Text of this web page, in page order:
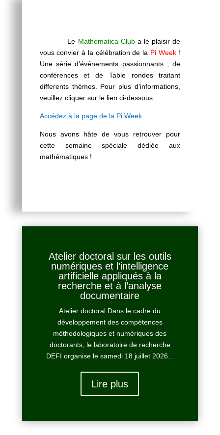
Le Mathematica Cluba le plaisir de
vous convier à la célébration de la Pi Week!
Une série d’événements passionnants , de
conférences et de Table rondes traitant
differents thèmes. Pour plus d’informations,
veuillez cliquer sur le lien ci-dessous.
Accédez à la page de la Pi Week
Nous avons hâte de vous retrouver pour
cette semaine spéciale dédiée aux
mathématiques !
Atelier doctoral sur les outils
numériques et l’intelligence
artificielle appliqués à la
recherche et à l’analyse
documentaire
Atelier doctoral Dans le cadre du
développement des compétences
méthodologiques et numériques des
doctorants, le laboratoire de recherche
DEFI organise le samedi 18 juillet 2026...
Lire plus